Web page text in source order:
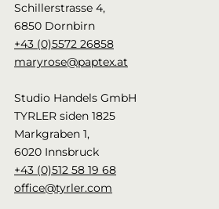
Schillerstrasse 4,
6850 Dornbirn
+43 (0)5572 26858
maryrose@paptex.at
Studio Handels GmbH
TYRLER siden 1825
Markgraben 1,
6020 Innsbruck
+43 (0)512 58 19 68
office@tyrler.com